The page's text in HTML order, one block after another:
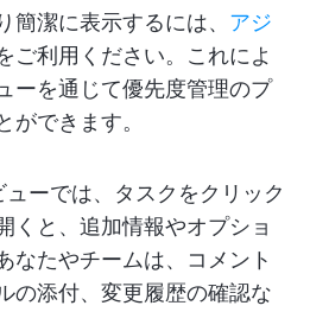
簡潔に表示するには、 アジ
ご利用ください。これによ
ーを通じて優先度管理のプ
ができます。
ーでは、タスクをクリック
くと、追加情報やオプショ
なたやチームは、コメント
の添付、変更履歴の確認な